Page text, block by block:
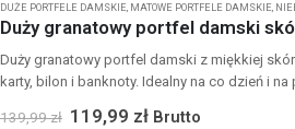
DUŻE PORTFELE DAMSKIE MATOWE PORTFELE DAMSKIE
Duży granatowy portfel damski
Duży granatowy portfel damski z miękkiej
karty, bilon i banknoty. Idealny na co dzień i na
139,99zł 119,99 zł Brutto